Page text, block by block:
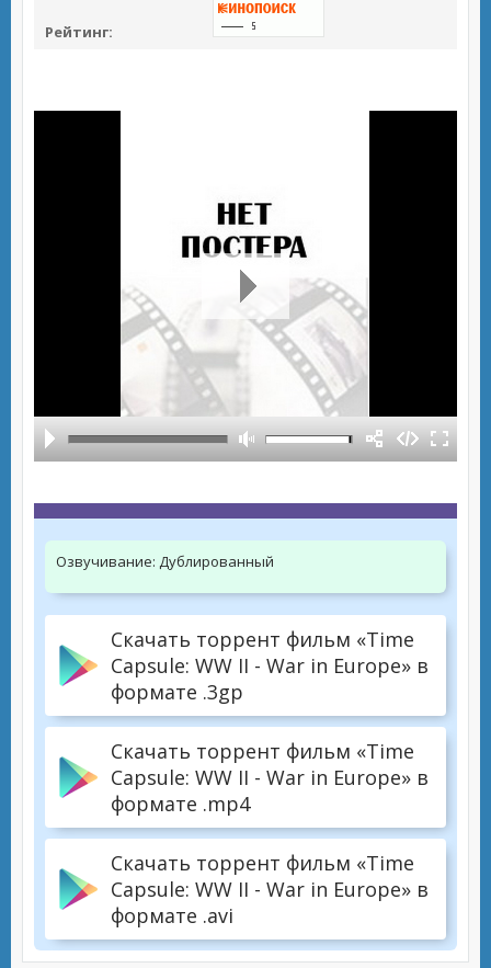
Рейтинг:
Озвучивание: Дублированный
Скачать торрент фильм «Time
Capsule: WW II - War in Europe» в
формате .3gp
Скачать торрент фильм «Time
Capsule: WW II - War in Europe» в
формате .mp4
Скачать торрент фильм «Time
Capsule: WW II - War in Europe» в
формате .avi